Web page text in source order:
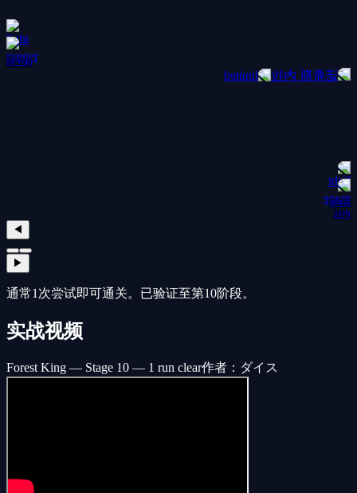
阿卡莉
诺希斯
内拉
◀
▶
通常1次尝试即可通关。已验证至第10阶段。
实战视频
Forest King — Stage 10 — 1 run clear作者：ダイス